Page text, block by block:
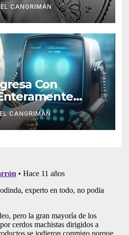
Pejetita?»
EL CANGRIMÁN
Con
Inteligencia
CANGRIMÁN